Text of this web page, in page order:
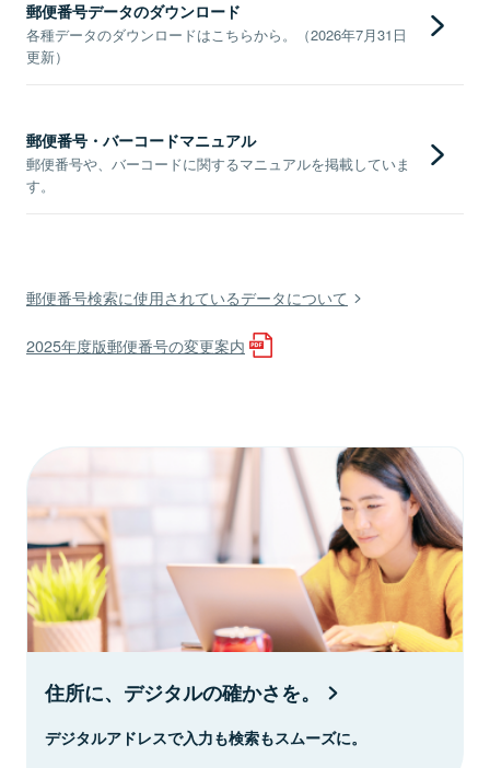
郵便番号データのダウンロード
各種データのダウンロードはこちらから。（2026年7月31日
更新）
郵便番号・バーコードマニュアル
郵便番号や、バーコードに関するマニュアルを掲載していま
す。
郵便番号検索に使用されているデータについて
2025年度版郵便番号の変更案内
住所に、デジタルの確かさを。
デジタルアドレスで入力も検索もスムーズに。